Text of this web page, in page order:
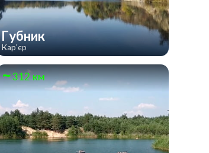
Губник
Кар'єр
312 км